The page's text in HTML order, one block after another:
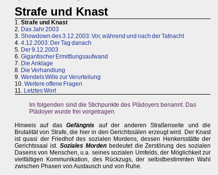
Strafe und Knast
1. Strafe und Knast
2. Das Jahr 2003
3. Showdown des 3.12.2003: Vor, während und nach der Tatnacht
4. 4.12.2003: Der Tag danach
5. Der 9.12.2003
6. Gigantischer Ermittlungsaufwand
7. Die Anklage
8. Die Verhandlung
9. Wendels Wille zur Verurteilung
10. Weitere offene Fragen
11. Letztes Wort
Im folgenden sind die Stichpunkte des Plädoyers benannt. Das
Plädoyer wurde frei vorgetragen.
Hinweis auf dasGefängnis auf der anderen Straßenseite und die
Brutalität von Strafe, die hier in den Gerichtssälen erzeugt wird. Der Knast
ist quasi der Friedhof des sozialen Mordens, dessen Henkersstätte der
Gerichtssaal ist. Soziales Mordenbedeutet die Zerstörung des sozialen
Daseins von Menschen, u.a. seines sozialen Umfelds, der Möglichkeit zur
vielfältigen Kommunikation, des Rückzugs, der selbstbestimmten Wahl
zwischen Phasen von Austausch und von Ruhe.